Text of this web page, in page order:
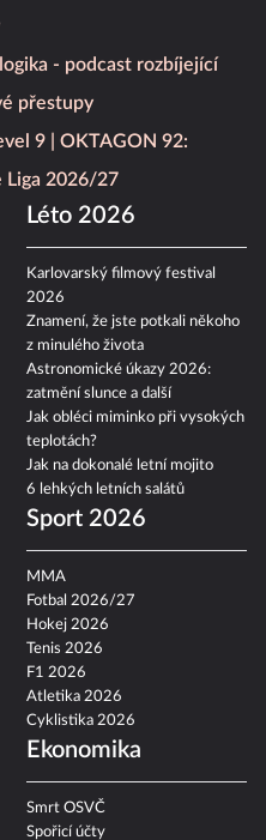
- podcast rozbíjející
přestupy
9
OKTAGON 92:
Liga 2026/27
Léto 2026
Karlovarský filmový festival
2026
Znamení, že jste potkali někoho
z minulého života
Astronomické úkazy 2026:
zatmění slunce a další
Jak obléci miminko při vysokých
teplotách?
Jak na dokonalé letní mojito
6 lehkých letních salátů
Sport 2026
MMA
Fotbal 2026/27
Hokej 2026
Tenis 2026
F1 2026
Atletika 2026
Cyklistika 2026
Ekonomika
Smrt OSVČ
Spořicí účty